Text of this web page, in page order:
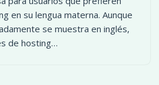
en su lengua materna. Aunque
se muestra en inglés,
de hosting…